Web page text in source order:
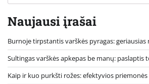
Naujausi įrašai
Burnoje tirpstantis varškės pyragas: geriausias
Sultingas varškės apkepas be manų: paslaptis
Kaip ir kuo purkšti rožes: efektyvios